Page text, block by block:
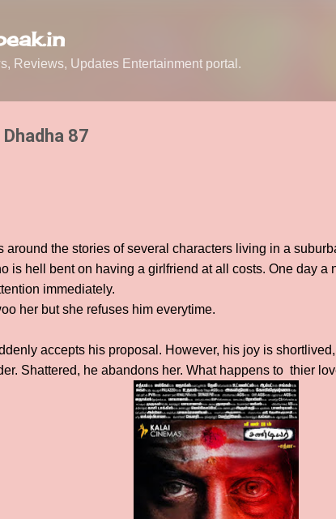
Reviews, Updates Entertainment portal.
87
around the stories of several characters living in a
is hell bent on having a girlfriend at all costs. One day
immediately.
her but she refuses him everytime.
accepts his proposal. However, his joy is
Shattered, he abandons her. What happens to thier